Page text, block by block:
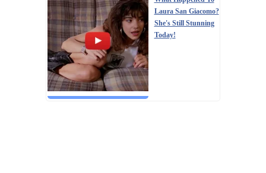
Laura San Giacomo?
She's Still Stunning
Today!